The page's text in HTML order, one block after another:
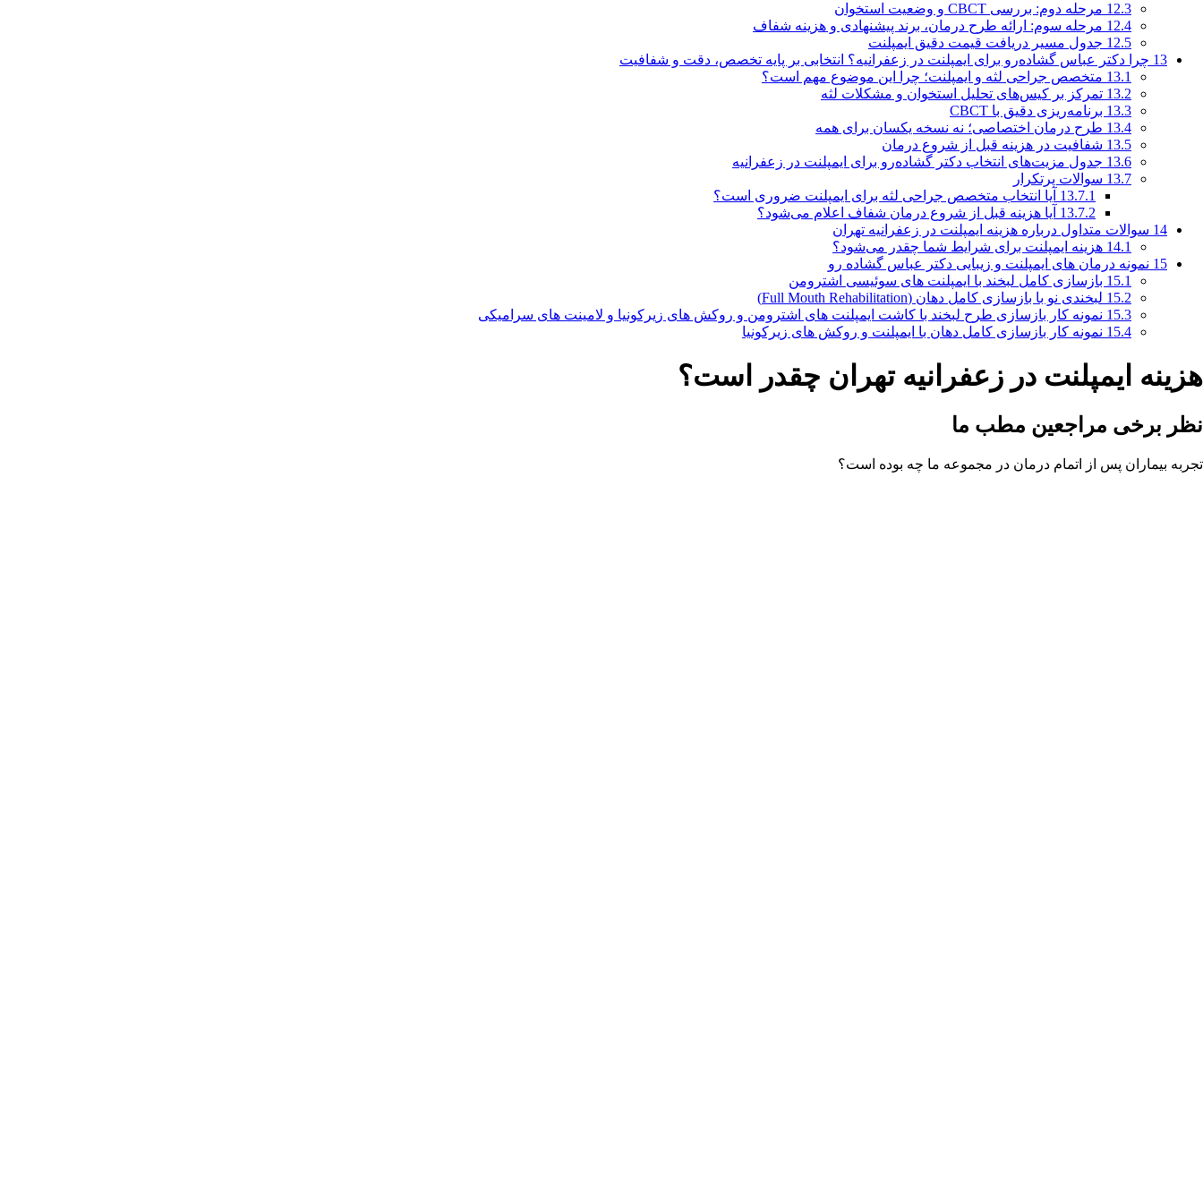
12.3 مرحله دوم: بررسی CBCT و وضعیت استخوان
12.4 مرحله سوم: ارائه طرح درمان، برند پیشنهادی و هزینه شفاف
12.5 جدول مسیر دریافت قیمت دقیق ایمپلنت
13 چرا دکتر عباس گشاده‌رو برای ایمپلنت در زعفرانیه؟ انتخابی بر پایه تخصص، دقت و شفافیت
13.1 متخصص جراحی لثه و ایمپلنت؛ چرا این موضوع مهم است؟
13.2 تمرکز بر کیس‌های تحلیل استخوان و مشکلات لثه
13.3 برنامه‌ریزی دقیق با CBCT
13.4 طرح درمان اختصاصی؛ نه نسخه یکسان برای همه
13.5 شفافیت در هزینه قبل از شروع درمان
13.6 جدول مزیت‌های انتخاب دکتر گشاده‌رو برای ایمپلنت در زعفرانیه
13.7 سوالات پرتکرار
13.7.1 آیا انتخاب متخصص جراحی لثه برای ایمپلنت ضروری است؟
13.7.2 آیا هزینه قبل از شروع درمان شفاف اعلام می‌شود؟
14 سوالات متداول درباره هزینه ایمپلنت در زعفرانیه تهران
14.1 هزینه ایمپلنت برای شرایط شما چقدر می‌شود؟
15 نمونه درمان های ایمپلنت و زیبایی دکتر عباس گشاده رو
15.1 بازسازی کامل لبخند با ایمپلنت های سوئیسی اشترومن
15.2 لبخندی نو با بازسازی کامل دهان (Full Mouth Rehabilitation)
15.3 نمونه کار بازسازی طرح لبخند با کاشت ایمپلنت های اشترومن و روکش های زیرکونیا و لامینت های سرامیکی
15.4 نمونه کار بازسازی کامل دهان با ایمپلنت و روکش های زیرکونیا
هزینه ایمپلنت در زعفرانیه تهران چقدر است؟
نظر برخی مراجعین مطب ما
تجربه بیماران پس از اتمام درمان در مجموعه ما چه بوده است؟